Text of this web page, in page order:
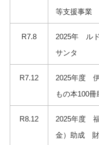
等支援事業
R7.8
2025年 ル
サンタ
R7.12
2025年度
もの本100冊
R8.12
2025年度
金）助成 財